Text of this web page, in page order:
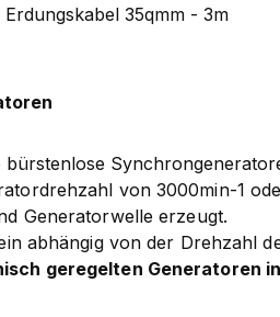
35qmm - 3m
von 3000min-1
Generatorwelle erzeugt.
abhängig von der Drehzahl
geregelten Generatoren